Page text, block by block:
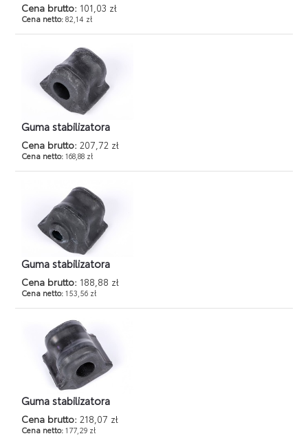
Cena brutto: 101,03 zł
Cena netto:82,14 zł
Guma stabilizatora
Cena brutto: 207,72 zł
Cena netto:168,88 zł
Guma stabilizatora
Cena brutto: 188,88 zł
Cena netto:153,56 zł
Guma stabilizatora
Cena brutto: 218,07 zł
Cena netto:177,29 zł